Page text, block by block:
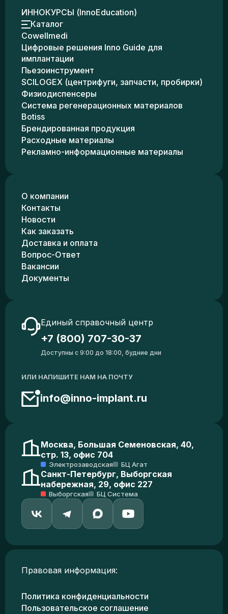
ИННОКУРСЫ (InnoEducation)
Каталог
Cowellmedi
Цифровые решения Inno Guide для
имплантации
Пьезоинструмент
SCILOGEX (центрифуги, запчасти, пробирки)
Физиодиспенсеры
Система регенерационных материалов
Botiss
Брендированная продукция
Расходные материалы
Рекламно-информационные материалы
О компании
Контакты
Новости
Как заказать
Доставка и оплата
Вопрос-Ответ
Вакансии
Документы
Единый справочный центр
+7 (800) 707-30-37
Доступны с 9:00 до 18:00, будние дни
ИЛИ НАПИШИТЕ НАМ НА ПОЧТУ
info@inno-implant.ru
Москва, Большая Семеновская, 40,
стр. 13, офис 704
Электрозаводская БЦ Агат
Санкт-Петербург, Выборгская
набережная, 29, офис 227
Выборгская БЦ Система
Правовая информация:
Политика конфиденциальности
Пользовательское соглашение